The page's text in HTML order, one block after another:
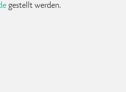
gestellt werden.